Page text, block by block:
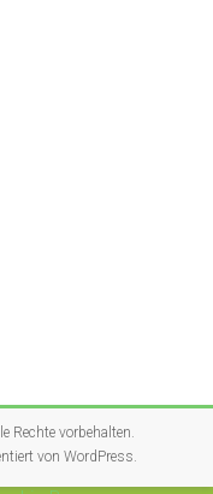
Rechte vorbehalten.
vonWordPress